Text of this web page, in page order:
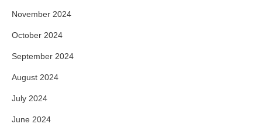
November 2024
October 2024
September 2024
August 2024
July 2024
June 2024